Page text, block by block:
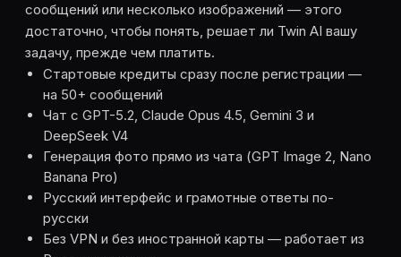
сообщений или несколько изображений — этого
достаточно, чтобы понять, решает ли Twin AI вашу
задачу, прежде чем платить.
Стартовые кредиты сразу после регистрации —
на 50+ сообщений
Чат с GPT-5.2, Claude Opus 4.5, Gemini 3 и
DeepSeek V4
Генерация фото прямо из чата (GPT Image 2, Nano
Banana Pro)
Русский интерфейс и грамотные ответы по-
русски
Без VPN и без иностранной карты — работает из